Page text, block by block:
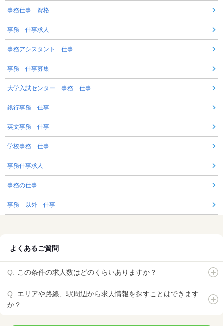
事務仕事 資格
事務 仕事求人
事務アシスタント 仕事
事務 仕事募集
大学入試センター 事務 仕事
銀行事務 仕事
英文事務 仕事
学校事務 仕事
事務仕事求人
事務の仕事
事務 以外 仕事
よくあるご質問
この条件の求人数はどのくらいありますか？
エリアや路線、駅周辺から求人情報を探すことはできます
か？